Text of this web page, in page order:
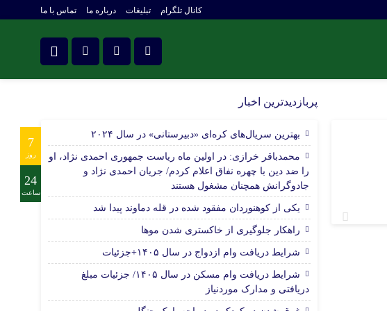
کانال تلگرام تبلیغات درباره ما تماس با ما
پربازدیدترین اخبار
7
روز
24
ساعت
بهترین سریال‌های کره‌ای «دبیرستانی» در سال ۲۰۲۴
محمدباقر خرازی: در اولین ماه ریاست جمهوری احمدی نژاد، او
را ضد دین با چهره نفاق اعلام کردم/ جریان احمدی نژاد و
جادوگرانش همچنان مشغول هستند
یکی از کوهنوردان مفقود شده در قله دماوند پیدا شد
راهکار جلوگیری از خاکستری شدن موها
شرایط دریافت وام ازدواج در سال ۱۴۰۵+جزئیات
شرایط دریافت وام مسکن در سال ۱۴۰۵/ جزئیات مبلغ
دریافتی و مدارک موردنیاز